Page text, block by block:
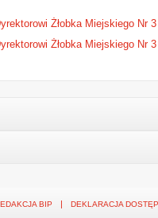
Żłobka Miejskiego Nr
Żłobka Miejskiego Nr
BIP DEKLARACJA